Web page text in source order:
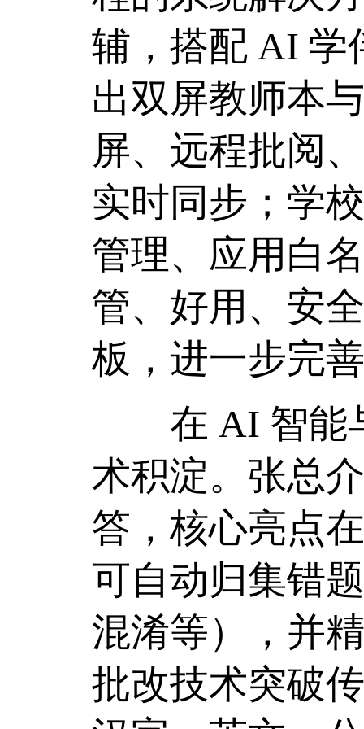
辅，搭配 AI 学
出双屏教师本
屏、远程批阅
实时同步；学
管理、应用白
管、好用、安
板，进一步完
在 AI 智能与
术积淀。张总
答，核心亮点
可自动归集错
混淆等），并
批改技术突破